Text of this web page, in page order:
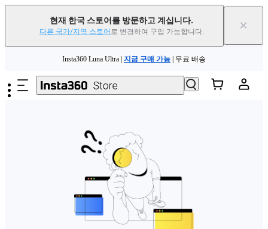
현재 한국 스토어를 방문하고 계십니다.
다른 국가/지역 스토어 로 변경하여 구입 가능합니다. ×
Insta360 Luna Ultra | 지금 구매 가능 | 무료 배송
Insta360 Luna Ultra | | 무료 배송